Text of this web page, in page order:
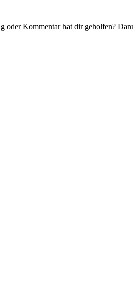
oder Kommentar hat dir geholfen?